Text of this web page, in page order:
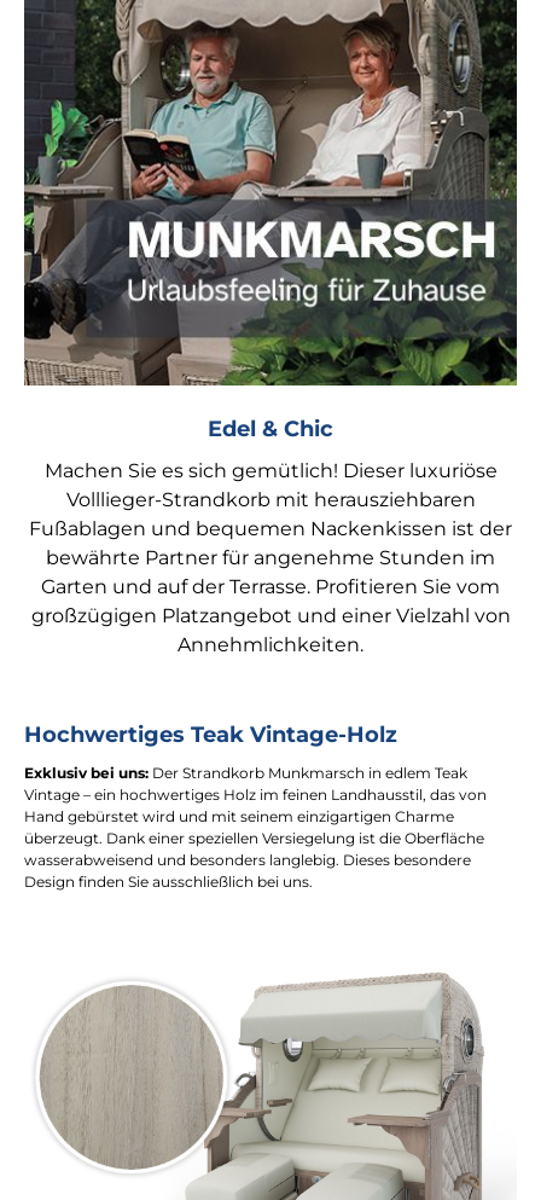
Edel & Chic
Machen Sie es sich gemütlich! Dieser luxuriöse
Volllieger-Strandkorb mit herausziehbaren
Fußablagen und bequemen Nackenkissen ist der
bewährte Partner für angenehme Stunden im
Garten und auf der Terrasse. Profitieren Sie vom
großzügigen Platzangebot und einer Vielzahl von
Annehmlichkeiten.
Hochwertiges Teak Vintage-Holz
Exklusiv bei uns: Der Strandkorb Munkmarsch in edlem Teak
Vintage – ein hochwertiges Holz im feinen Landhausstil, das von
Hand gebürstet wird und mit seinem einzigartigen Charme
überzeugt. Dank einer speziellen Versiegelung ist die Oberfläche
wasserabweisend und besonders langlebig. Dieses besondere
Design finden Sie ausschließlich bei uns.